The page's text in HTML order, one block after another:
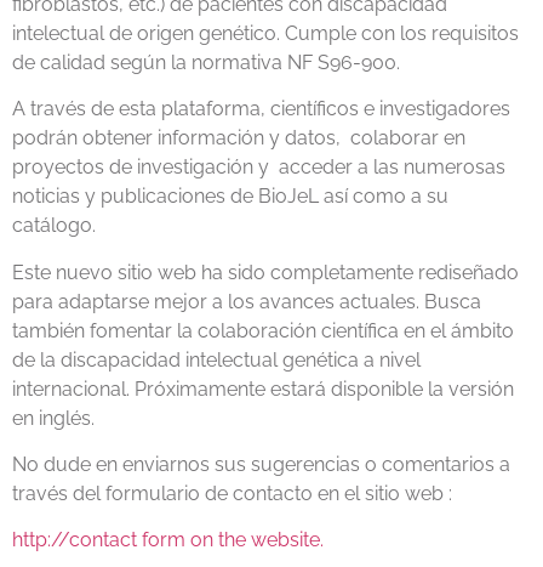
intelectual de origen genético. Cumple con los requisitos
de calidad según la normativa NF S96-900.
A través de esta plataforma, científicos e investigadores
podrán obtener información y datos, colaborar en
proyectos de investigación y acceder a las numerosas
noticias y publicaciones de BioJeL así como a su
catálogo.
Este nuevo sitio web ha sido completamente rediseñado
para adaptarse mejor a los avances actuales. Busca
también fomentar la colaboración científica en el ámbito
de la discapacidad intelectual genética a nivel
internacional. Próximamente estará disponible la versión
en inglés.
No dude en enviarnos sus sugerencias o comentarios a
través del formulario de contacto en el sitio web :
http://contact form on the website.